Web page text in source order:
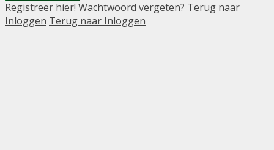
Registreer hier! Wachtwoord vergeten? Terug naar
Inloggen Terug naar Inloggen